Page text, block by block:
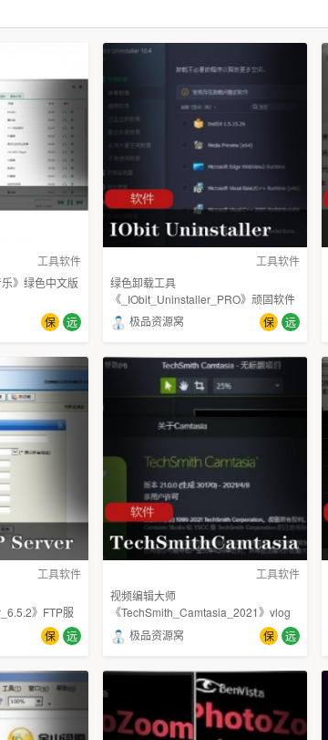
工具软件
》绿色中文版
保 远
工具软件
绿色卸载工具
《_IObit_Uninstaller_PRO》顽固软件
的克星极品资源窝 保 远
工具软件
》FTP服
保 远
工具软件
视频编辑大师
《TechSmith_Camtasia_2021》vlog
主必备极品资源窝 保 远